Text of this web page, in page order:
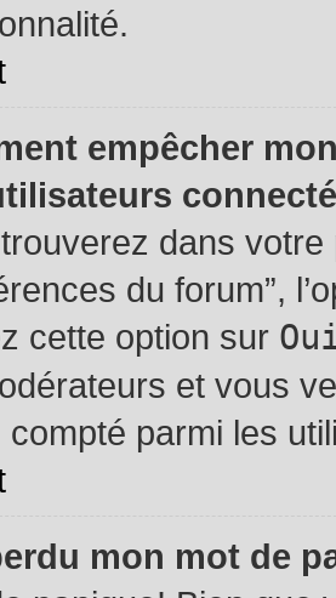
empêcher
dans votre
du forum”,
cette option sur
et vous
compté parmi les
mon mot de